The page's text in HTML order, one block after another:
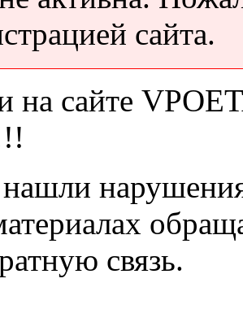
сайта.
на сайте
связь.